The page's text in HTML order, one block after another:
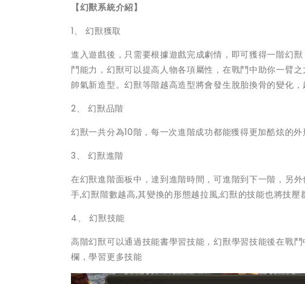
【幻獸系統介紹】
1、 幻獸獲取
進入遊戲後，只需要根據遊戲完成劇情，即可獲得一階幻
鬥能力，幻獸可以提高人物各項屬性，在戰鬥中助你一臂
帥氣新造型。幻獸等階越高造型將會發生脫胎換骨的變化，
2、 幻獸品階
幻獸一共分為10階，每一次進階成功都能獲得更加酷炫的
3、 幻獸進階
在幻獸進階面板中，達到進階時間，可進階到下一階，另
手,幻獸階數越高,其變換的形態越拉風,幻獸的技能也將技壓
4、 幻獸技能
高階幻獸可以通過技能書學習技能，幻獸學習技能後在戰
欄，學習更多技能